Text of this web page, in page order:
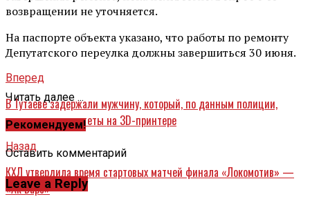
возвращении не уточняется.
На паспорте объекта указано, что работы по ремонту
Депутатского переулка должны завершиться 30 июня.
Вперед
В Тутаеве задержали мужчину, который, по данным полиции,
изготавливал кастеты на 3D-принтере
Назад
КХЛ утвердила время стартовых матчей финала «Локомотив» —
«Ак Барс»
Читать далее ...
Рекомендуем!
Оставить комментарий
Leave a Reply